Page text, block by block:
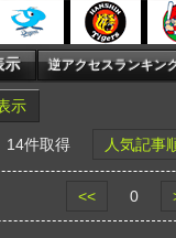
示
14件取得 人気記事
<< 0